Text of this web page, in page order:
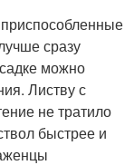
сразу
можно
Листву с
не тратило
быстрее и